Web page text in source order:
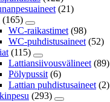
(21)
(165)
WC-raikastimet (98)
WC-puhdistusaineet (52)
(115)
Lattiansiivousvälineet (89)
Pölypussit (6)
Lattian puhdistusaineet (2)
(293)